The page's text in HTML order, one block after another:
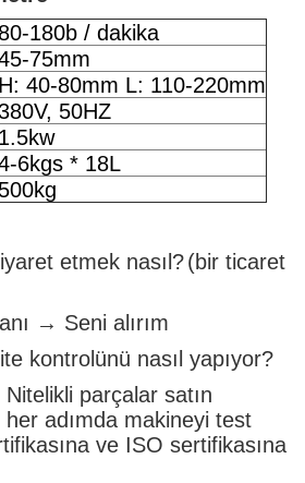
80-180b / dakika
75mm
H: 40-80mm L: 110-220mm
50HZ
1.5kw
6kgs * 18L
500kg
etmek nasıl?(bir ticaret
→ Seni alırım
kontrolünü nasıl yapıyor?
parçalar satın
adımda makineyi test
ve ISO sertifikasına